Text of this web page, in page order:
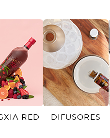
RED DIFUSORES